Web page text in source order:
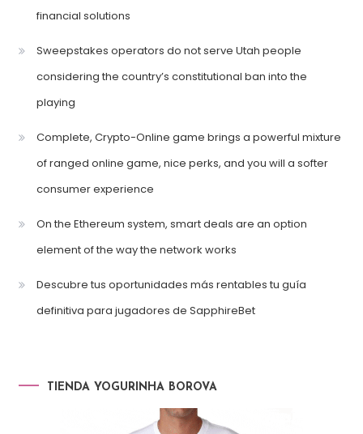
financial solutions
Sweepstakes operators do not serve Utah people
considering the country’s constitutional ban into the
playing
Complete, Crypto-Online game brings a powerful mixture
of ranged online game, nice perks, and you will a softer
consumer experience
On the Ethereum system, smart deals are an option
element of the way the network works
Descubre tus oportunidades más rentables tu guía
definitiva para jugadores de SapphireBet
TIENDA YOGURINHA BOROVA